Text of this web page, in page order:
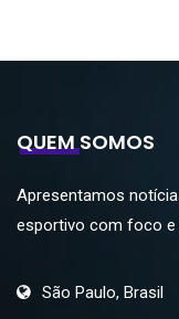
QUEM SOMOS
Apresentamos
esportivo com foco e
São Paulo, Brasil